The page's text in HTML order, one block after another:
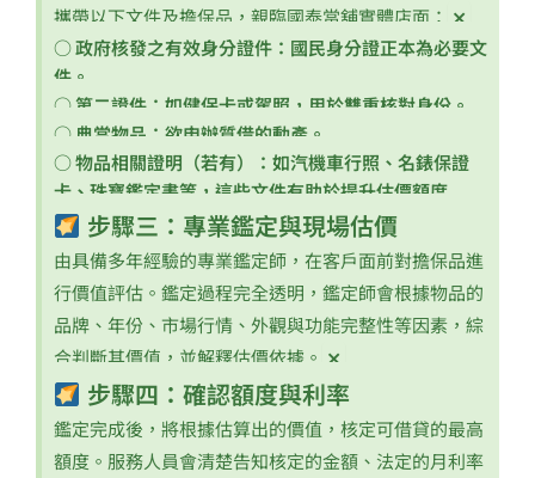
攜帶以下文件及擔保品，親臨國泰當舖實體店面： ×
○ 政府核發之有效身分證件：國民身分證正本為必要文
件。
×
○ 第二證件：如健保卡或駕照，用於雙重核對身份。
×
○ 典當物品：欲申辦質借的動產。
×
○ 物品相關證明（若有）：如汽機車行照、名錶保證
卡、珠寶鑑定書等，這些文件有助於提升估價額度
× 步驟三：專業鑑定與現場估價
由具備多年經驗的專業鑑定師，在客戶面前對擔保品進
行價值評估。鑑定過程完全透明，鑑定師會根據物品的
品牌、年份、市場行情、外觀與功能完整性等因素，綜
合判斷其價值，並解釋估價依據。 ×
步驟四：確認額度與利率
鑑定完成後，將根據估算出的價值，核定可借貸的最高
額度。服務人員會清楚告知核定的金額、法定的月利率